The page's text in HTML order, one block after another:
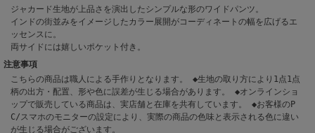
ジャカード生地が上品さを演出したシンプルな形のワイドパンツ。
インドの街並みをイメージしたカラー展開がコーディネートの幅を広げるエ
ッセンスに。
両サイドには嬉しいポケット付き。
注意事項
こちらの商品は職人による手作りとなります。 ◆生地の取り方により1点1点
柄の出方・配置、形や色に誤差が生じる場合があります。 ◆オンラインショ
ップで販売している商品は、実店舗と在庫を共有しています。 ◆お客様のP
C/スマホのモニターの設定により、実際の商品の色味と表示される色に違い
が生じる場合がございます。